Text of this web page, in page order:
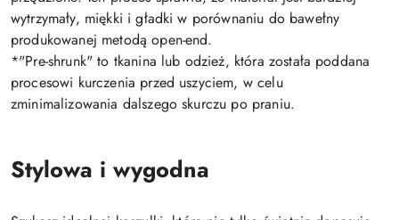
wytrzymały, miękki i gładki w porównaniu do bawełny
produkowanej metodą open-end.
*"Pre-shrunk" to tkanina lub odzież, która została poddana
procesowi kurczenia przed uszyciem, w celu
zminimalizowania dalszego skurczu po praniu.
Stylowa i wygodna